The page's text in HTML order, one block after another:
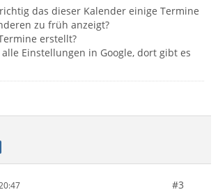
das dieser Kalender einige Termine
zu früh anzeigt?
erstellt?
Einstellungen in Google, dort gibt es
#3